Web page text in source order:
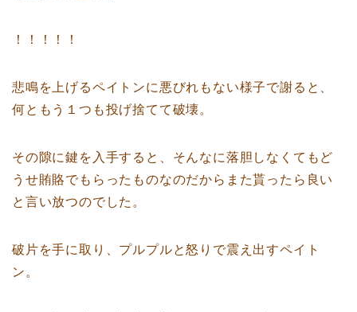
！！！！！
悲鳴を上げるペイトンに悪びれもない様子で謝ると、
何ともう１つも投げ捨てて破壊。
その隙に鍵を入手すると、そんなに落胆しなくてもど
うせ賄賂でもらったものなのだからまた貰ったら良い
と言い放つのでした。
破片を手に取り、プルプルと怒りで震え出すペイト
ン。